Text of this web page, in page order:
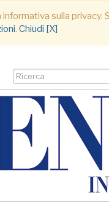
sulla privacy.
. Chiudi [X]